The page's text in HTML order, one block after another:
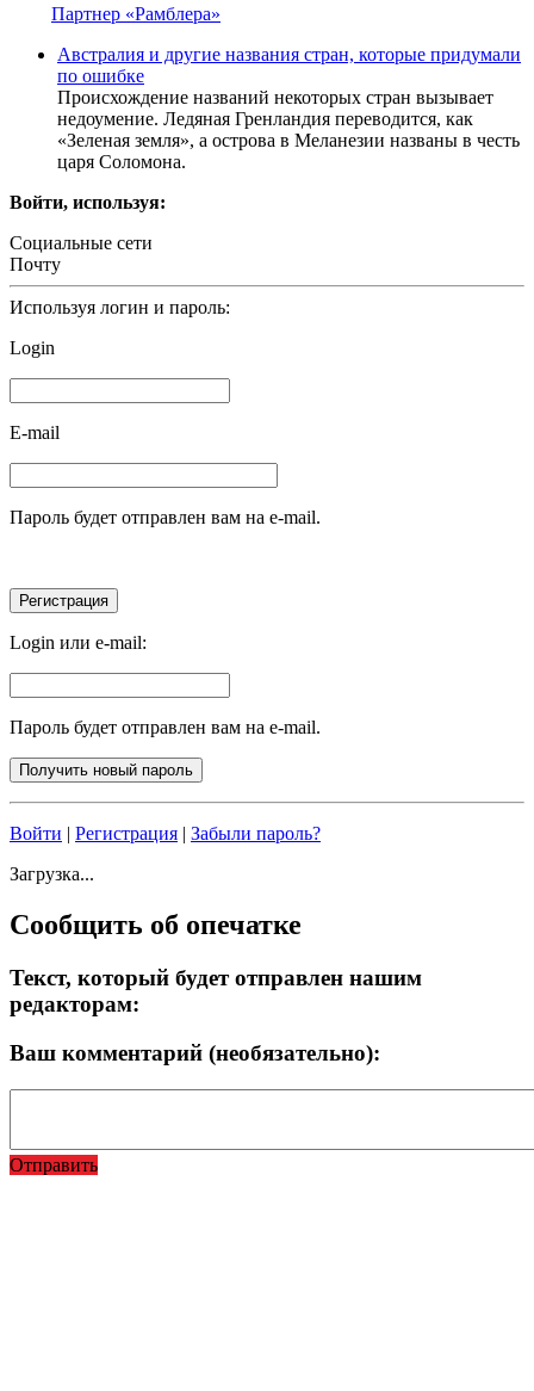
Партнер «Рамблера»
Австралия и другие названия стран, которые придумали
по ошибке
Происхождение названий некоторых стран вызывает
недоумение. Ледяная Гренландия переводится, как
«Зеленая земля», а острова в Меланезии названы в честь
царя Соломона.
Войти, используя:
Социальные сети
Почту
Используя логин и пароль:
Login
E-mail
Пароль будет отправлен вам на e-mail.
Login или e-mail:
Пароль будет отправлен вам на e-mail.
Войти | Регистрация | Забыли пароль?
Загрузка...
Сообщить об опечатке
Текст, который будет отправлен нашим
редакторам:
Ваш комментарий (необязательно):
Отправить